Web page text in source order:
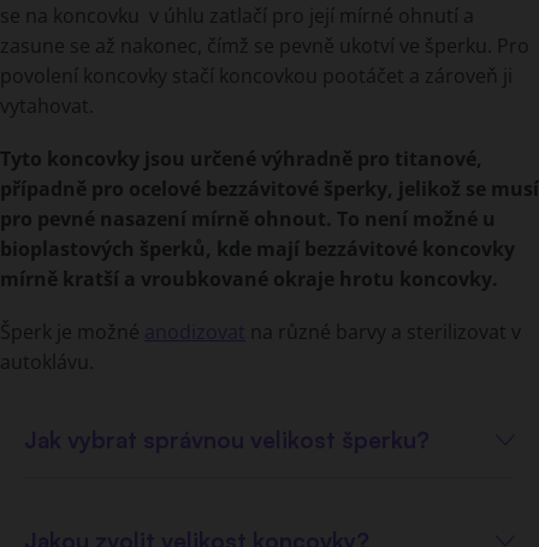
se na koncovku v úhlu zatlačí pro její mírné ohnutí a
zasune se až nakonec, čímž se pevně ukotví ve šperku. Pro
povolení koncovky stačí koncovkou pootáčet a zároveň ji
vytahovat.
Tyto koncovky jsou určené výhradně pro titanové,
případně pro ocelové bezzávitové šperky, jelikož se musí
pro pevné nasazení mírně ohnout. To není možné u
bioplastových šperků, kde mají bezzávitové koncovky
mírně kratší a vroubkované okraje hrotu koncovky.
Šperk je možné
na různé barvy a sterilizovat v
autoklávu.